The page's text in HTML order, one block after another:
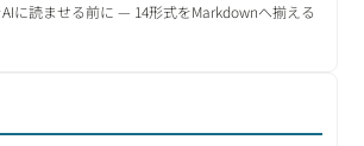
に読ませる前に — 14形式をMarkdownへ揃える